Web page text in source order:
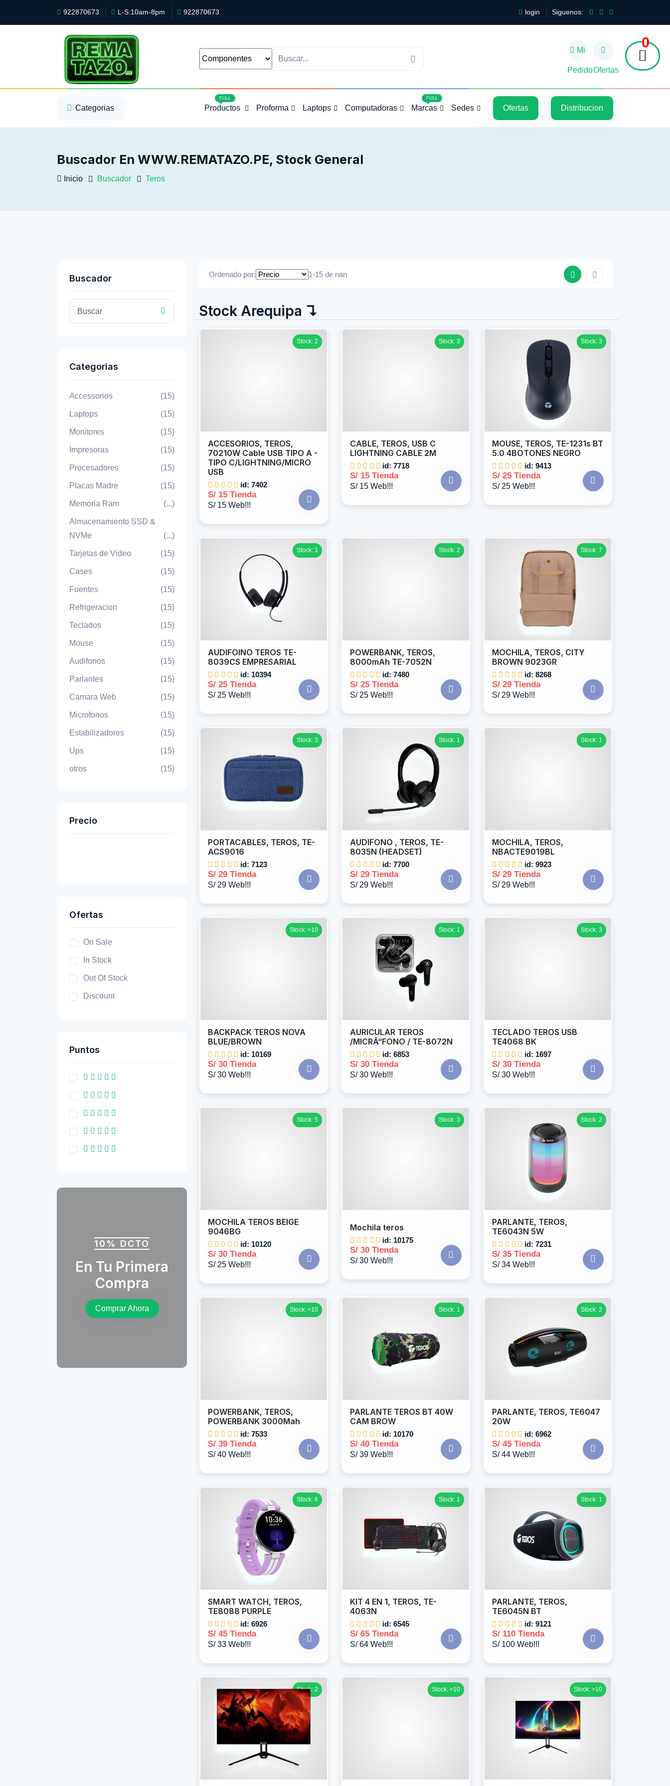
922870673 L-S:10am-8pm 922870673 login Siguenos:
Mi
PedidoOfertas
0
5
Categorias
Productos
FULL
Proforma Laptops Computadoras Marcas
FULL
Sedes Ofertas Distribucion
Buscador En WWW.REMATAZO.PE, Stock General
Inicio Buscador Teros
Buscador
Categorias
Accessorios (15)
Laptops (15)
Monitores (15)
Impresoras (15)
Procesadores (15)
Placas Madre (15)
Memoria Ram (...)
Almacenamiento SSD &
NVMe
(...)
Tarjetas de Video (15)
Cases (15)
Fuentes (15)
Refrigeracion (15)
Teclados (15)
Mouse (15)
Audifonos (15)
Parlantes (15)
Camara Web (15)
Microfonos (15)
Estabilizadores (15)
Ups (15)
otros (15)
Precio
Ofertas
On Sale
In Stock
Out Of Stock
Discount
Puntos
10% DCTO
En Tu Primera
Compra
Comprar Ahora
Ordenado por: 1-15 de nan
Stock Arequipa ↴
Stock: 2
ACCESORIOS, TEROS,
70210W Cable USB TIPO A -
TIPO C/LIGHTNING/MICRO
USB
id: 7402
S/ 15 Tienda
S/ 15 Web!!!
Stock: 3
CABLE, TEROS, USB C
LIGHTNING CABLE 2M
id: 7718
S/ 15 Tienda
S/ 15 Web!!!
Stock: 3
MOUSE, TEROS, TE-1231s BT
5.0 4BOTONES NEGRO
id: 9413
S/ 25 Tienda
S/ 25 Web!!!
Stock: 1
AUDIFOINO TEROS TE-
8039CS EMPRESARIAL
id: 10394
S/ 25 Tienda
S/ 25 Web!!!
Stock: 2
POWERBANK, TEROS,
8000mAh TE-7052N
id: 7480
S/ 25 Tienda
S/ 25 Web!!!
Stock: 7
MOCHILA, TEROS, CITY
BROWN 9023GR
id: 8268
S/ 29 Tienda
S/ 29 Web!!!
Stock: 3
PORTACABLES, TEROS, TE-
ACS9016
id: 7123
S/ 29 Tienda
S/ 29 Web!!!
Stock: 1
AUDIFONO , TEROS, TE-
8035N (HEADSET)
id: 7700
S/ 29 Tienda
S/ 29 Web!!!
Stock: 1
MOCHILA, TEROS,
NBACTE9019BL
id: 9923
S/ 29 Tienda
S/ 29 Web!!!
Stock: >10
BACKPACK TEROS NOVA
BLUE/BROWN
id: 10169
S/ 30 Tienda
S/ 30 Web!!!
Stock: 1
AURICULAR TEROS
/MICRÃ“FONO / TE-8072N
id: 6853
S/ 30 Tienda
S/ 30 Web!!!
Stock: 3
TECLADO TEROS USB
TE4068 BK
id: 1697
S/ 30 Tienda
S/ 30 Web!!!
Stock: 5
MOCHILA TEROS BEIGE
9046BG
id: 10120
S/ 30 Tienda
S/ 25 Web!!!
Stock: 3
Mochila teros
id: 10175
S/ 30 Tienda
S/ 30 Web!!!
Stock: 2
PARLANTE, TEROS,
TE6043N 5W
id: 7231
S/ 35 Tienda
S/ 34 Web!!!
Stock: >10
POWERBANK, TEROS,
POWERBANK 3000Mah
id: 7533
S/ 39 Tienda
S/ 40 Web!!!
Stock: 1
PARLANTE TEROS BT 40W
CAM BROW
id: 10170
S/ 40 Tienda
S/ 39 Web!!!
Stock: 2
PARLANTE, TEROS, TE6047
20W
id: 6962
S/ 45 Tienda
S/ 44 Web!!!
Stock: 6
SMART WATCH, TEROS,
TE8088 PURPLE
id: 6926
S/ 45 Tienda
S/ 33 Web!!!
Stock: 1
KIT 4 EN 1, TEROS, TE-
4063N
id: 6545
S/ 65 Tienda
S/ 64 Web!!!
Stock: 1
PARLANTE, TEROS,
TE6045N BT
id: 9121
S/ 110 Tienda
S/ 100 Web!!!
Stock: 2 Stock: >10 Stock: >10